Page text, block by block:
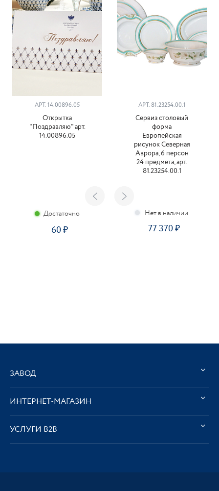
АРТ. 14.00896.05
Открытка
"Поздравляю" арт.
14.00896.05
Достаточно
60
АРТ. 81.23254.00.1
Сервиз столовый
форма
Европейская
рисунок Северная
Аврора, 6 персон
24 предмета, арт.
81.23254.00.1
77 370
ЗАВОД
ИНТЕРНЕТ-МАГАЗИН
УСЛУГИ В2В